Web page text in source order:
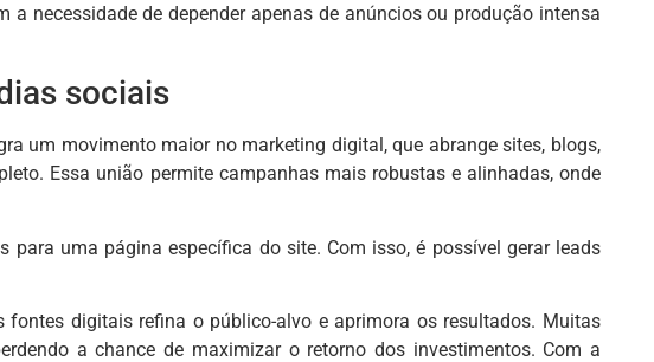
necessidade de depender apenas de anúncios ou produção intensa
sociais
um movimento maior no marketing digital, que abrange sites, blogs,
Essa união permite campanhas mais robustas e alinhadas, onde
uma página específica do site. Com isso, é possível gerar leads
digitais refina o público-alvo e aprimora os resultados. Muitas
a chance de maximizar o retorno dos investimentos. Com a